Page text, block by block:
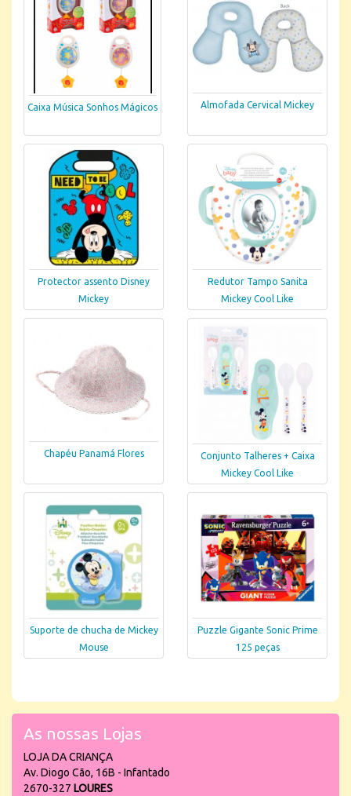
Caixa Música Sonhos Mágicos Almofada Cervical Mickey
Protector assento Disney
Mickey
Redutor Tampo Sanita
Mickey Cool Like
Chapéu Panamá Flores
Conjunto Talheres + Caixa
Mickey Cool Like
Suporte de chucha de Mickey
Mouse
Puzzle Gigante Sonic Prime
125 peças
As nossas Lojas
LOJA DA CRIANÇA
Av. Diogo Cão, 16B - Infantado
2670-327 LOURES